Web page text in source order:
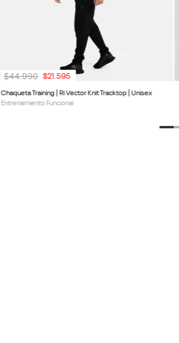
Chaqueta Training | Ri Vector Knit Tracktop | Unisex
Entrenamiento Funcional
$44.990 $21.595